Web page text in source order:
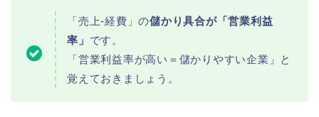
「売上-経費」の儲かり具合が「営業利益
率」 です。
「営業利益率が高い＝儲かりやすい企業」と
覚えておきましょう。